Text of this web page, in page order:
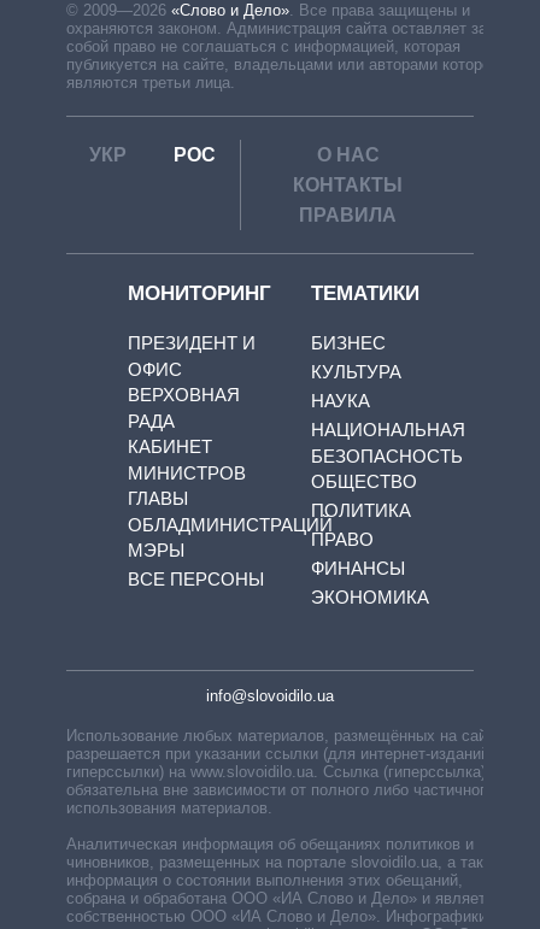
© 2009—2026 «Слово и Дело». Все права защищены и
охраняются законом. Администрация сайта оставляет за
собой право не соглашаться с информацией, которая
публикуется на сайте, владельцами или авторами которой
являются третьи лица.
УКР РОС
О НАС
КОНТАКТЫ
ПРАВИЛА
МОНИТОРИНГ
ПРЕЗИДЕНТ И
ОФИС
ВЕРХОВНАЯ
РАДА
КАБИНЕТ
МИНИСТРОВ
ГЛАВЫ
ОБЛАДМИНИСТРАЦИЙ
МЭРЫ
ВСЕ ПЕРСОНЫ
ТЕМАТИКИ
БИЗНЕС
КУЛЬТУРА
НАУКА
НАЦИОНАЛЬНАЯ
БЕЗОПАСНОСТЬ
ОБЩЕСТВО
ПОЛИТИКА
ПРАВО
ФИНАНСЫ
ЭКОНОМИКА
info@slovoidilo.ua
Использование любых материалов, размещённых на сайте,
разрешается при указании ссылки (для интернет-изданий —
гиперссылки) на www.slovoidilo.ua. Ссылка (гиперссылка)
обязательна вне зависимости от полного либо частичного
использования материалов.
Аналитическая информация об обещаниях политиков и
чиновников, размещенных на портале slovoidilo.ua, а также
информация о состоянии выполнения этих обещаний,
собрана и обработана ООО «ИА Слово и Дело» и является
собственностью ООО «ИА Слово и Дело». Инфографики,